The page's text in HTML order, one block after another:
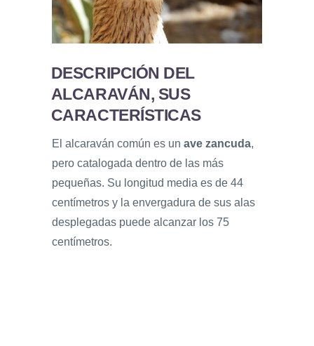
DESCRIPCIÓN DEL
ALCARAVÁN, SUS
CARACTERÍSTICAS
El alcaraván común es un ave zancuda,
pero catalogada dentro de las más
pequeñas. Su longitud media es de 44
centímetros y la envergadura de sus alas
desplegadas puede alcanzar los 75
centímetros.